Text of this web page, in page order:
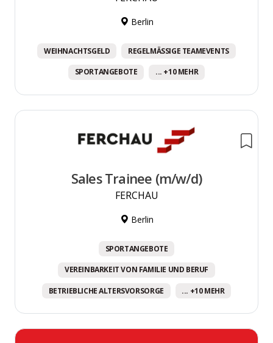
Berlin
WEIHNACHTSGELD REGELMÄSSIGE TEAMEVENTS
SPORTANGEBOTE ... +10 MEHR
Sales Trainee (m/w/d)
FERCHAU
Berlin
SPORTANGEBOTE
VEREINBARKEIT VON FAMILIE UND BERUF
BETRIEBLICHE ALTERSVORSORGE ... +10 MEHR